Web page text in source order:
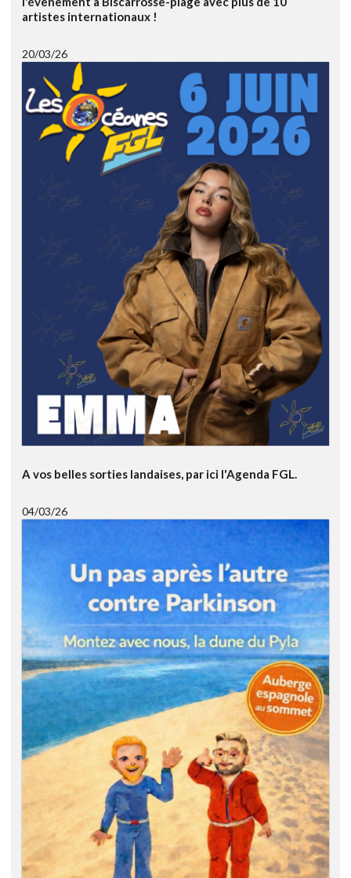
artistes internationaux !
20/03/26
A vos belles sorties landaises, par ici l'Agenda FGL.
04/03/26